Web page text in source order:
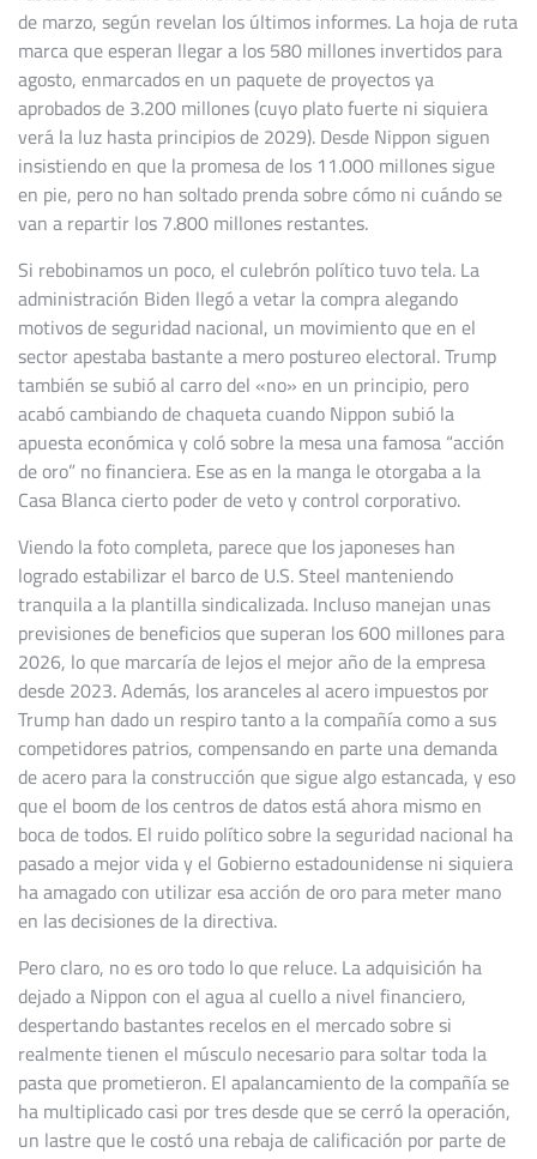
de marzo, según revelan los últimos informes. La hoja de ruta
marca que esperan llegar a los 580 millones invertidos para
agosto, enmarcados en un paquete de proyectos ya
aprobados de 3.200 millones (cuyo plato fuerte ni siquiera
verá la luz hasta principios de 2029). Desde Nippon siguen
insistiendo en que la promesa de los 11.000 millones sigue
en pie, pero no han soltado prenda sobre cómo ni cuándo se
van a repartir los 7.800 millones restantes.
Si rebobinamos un poco, el culebrón político tuvo tela. La
administración Biden llegó a vetar la compra alegando
motivos de seguridad nacional, un movimiento que en el
sector apestaba bastante a mero postureo electoral. Trump
también se subió al carro del «no» en un principio, pero
acabó cambiando de chaqueta cuando Nippon subió la
apuesta económica y coló sobre la mesa una famosa “acción
de oro” no financiera. Ese as en la manga le otorgaba a la
Casa Blanca cierto poder de veto y control corporativo.
Viendo la foto completa, parece que los japoneses han
logrado estabilizar el barco de U.S. Steel manteniendo
tranquila a la plantilla sindicalizada. Incluso manejan unas
previsiones de beneficios que superan los 600 millones para
2026, lo que marcaría de lejos el mejor año de la empresa
desde 2023. Además, los aranceles al acero impuestos por
Trump han dado un respiro tanto a la compañía como a sus
competidores patrios, compensando en parte una demanda
de acero para la construcción que sigue algo estancada, y eso
que el boom de los centros de datos está ahora mismo en
boca de todos. El ruido político sobre la seguridad nacional ha
pasado a mejor vida y el Gobierno estadounidense ni siquiera
ha amagado con utilizar esa acción de oro para meter mano
en las decisiones de la directiva.
Pero claro, no es oro todo lo que reluce. La adquisición ha
dejado a Nippon con el agua al cuello a nivel financiero,
despertando bastantes recelos en el mercado sobre si
realmente tienen el músculo necesario para soltar toda la
pasta que prometieron. El apalancamiento de la compañía se
ha multiplicado casi por tres desde que se cerró la operación,
un lastre que le costó una rebaja de calificación por parte de